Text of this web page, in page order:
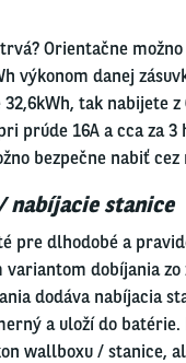
Orientačne
výkonom danej
tak nabijete z
prúde 16A a cca za
bezpečne nabiť
nabíjacie stanice
pre dlhodobé a
dobíjania zo
dodáva nabíjacia
a uloží do
wallboxu / stanice,